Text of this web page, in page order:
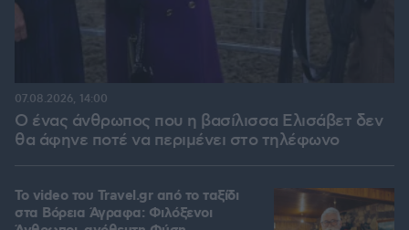
Ο ένας άνθρωπος που η βασίλισσα Ελισάβετ δεν
θα άφηνε ποτέ να περιμένει στο τηλέφωνο
07.08.2026, 14:00
To video του Travel.gr από το ταξίδι
στα Βόρεια Άγραφα: Φιλόξενοι